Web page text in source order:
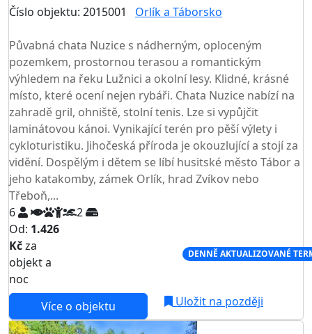
Číslo objektu: 2015001 Orlík a Táborsko
Půvabná chata Nuzice s nádherným, oploceným
pozemkem, prostornou terasou a romantickým
výhledem na řeku Lužnici a okolní lesy. Klidné, krásné
místo, které ocení nejen rybáři. Chata Nuzice nabízí na
zahradě gril, ohniště, stolní tenis. Lze si vypůjčit
laminátovou kánoi. Vynikající terén pro pěší výlety i
cykloturistiku. Jihočeská příroda je okouzlující a stojí za
vidění. Dospělým i dětem se líbí husitské město Tábor a
jeho katakomby, zámek Orlík, hrad Zvíkov nebo
Třeboň,...
6
2
Od: 1.426
Kčza
objekt a
noc
DENNĚ AKTUALIZOVANÉ
Více o objektu Uložit na později